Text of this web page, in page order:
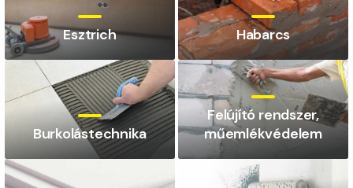
Esztrich Habarcs
Burkolástechnika
Felújító rendszer,
műemlékvédelem